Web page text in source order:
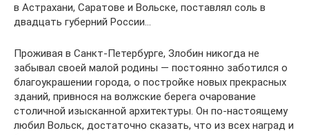
в Астрахани, Саратове и Вольске, поставлял соль в
двадцать губерний России…
Проживая в Санкт-Петербурге, Злобин никогда не
забывал своей малой родины — постоянно заботился о
благоукрашении города, о постройке новых прекрасных
зданий, привнося на волжские берега очарование
столичной изысканной архитектуры. Он по-настоящему
любил Вольск, достаточно сказать, что из всех наград и